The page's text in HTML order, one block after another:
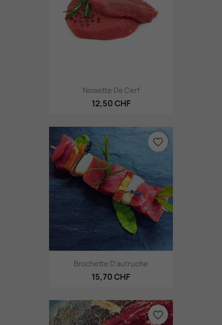
Noisette De Cerf
12,50 CHF
Brochette D'autruche
15,70 CHF
favorite_border
favorite_border